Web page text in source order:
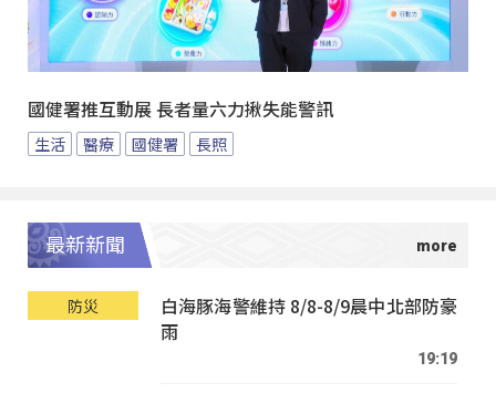
國健署推互動展 長者量六力揪失能警訊
生活 醫療 國健署 長照
最新新聞
防災
白海豚海警維持 8/8-8/9晨中北部防豪
雨
19:19